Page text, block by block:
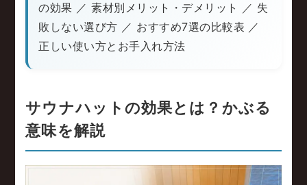
の効果 ／ 素材別メリット・デメリット ／ 失
敗しない選び方 ／ おすすめ7選の比較表 ／
正しい使い方とお手入れ方法
サウナハットの効果とは？かぶる
意味を解説